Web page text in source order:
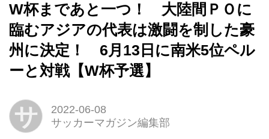
W杯まであと一つ！ 大陸間ＰＯに
臨むアジアの代表は激闘を制した豪
州に決定！ 6月13日に南米5位ペル
ーと対戦【W杯予選】
サ
2022-06-08
サッカーマガジン編集部